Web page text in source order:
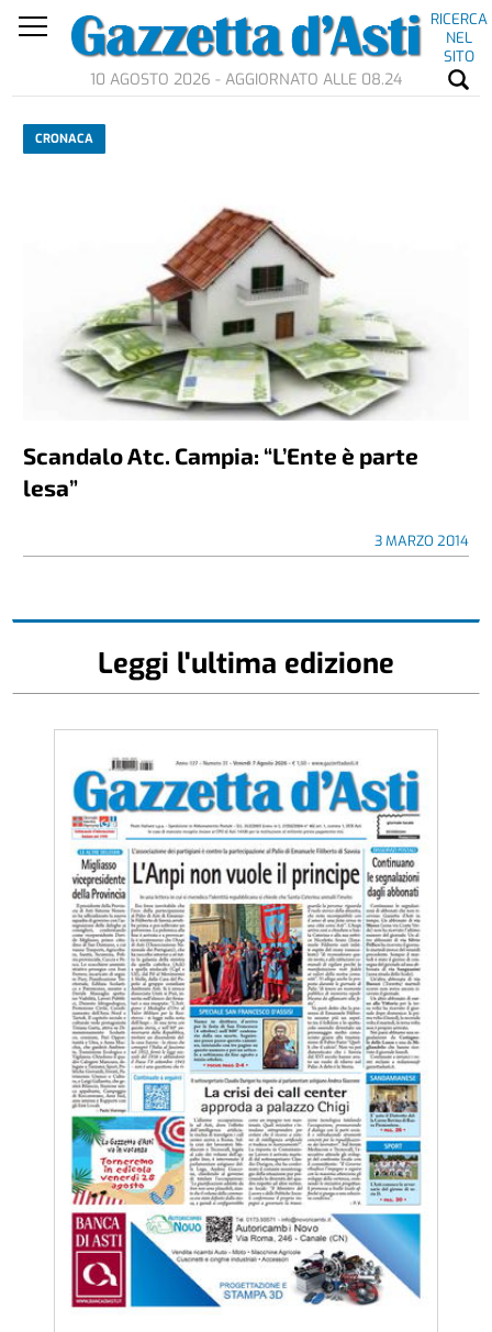
RICERCA
NEL
SITO
10 AGOSTO 2026 - AGGIORNATO ALLE 08.24
CRONACA
Scandalo Atc. Campia: “L’Ente è parte
lesa”
3 MARZO 2014
Leggi l'ultima edizione